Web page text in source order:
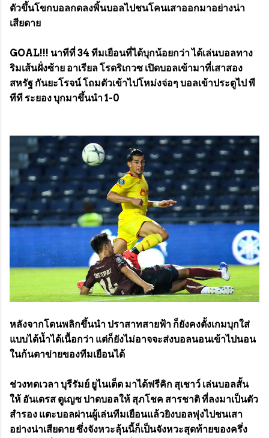
ตัวขึ้นโขกบอลกดลงพิ้นบอลไปชนโคนเสาออกมาอย่างน่า
เสียดาย
GOAL!!! นาทีที่ 34 ทีมเยือนที่ได้บุกน้อยกว่า ได้เล่นบอลทาง
ริมเส้นฝั่งซ้าย อาเรียล โรดริเกวซ เปิดบอลเข้ามาที่เสาสอง
สหรัฐ กันยะโรจน์ โถมตัวเข้าไปโหม่งจ่อๆ บอลเข้าประตูไป พี
ทีที ระยอง บุกมาขึ้นนำ 1-0
หลังจากโดนพลิกขึ้นนำ ปราสาทสายฟ้า ก็ยังคงตั้งเกมบุกใส่
แบบได้น้ำได้เนื้อกว่า แต่ก็ยังไม่อาจจะส่งบอลนอนเข้าไปนอน
ในก้นตาข่ายของทีมเยือนได้
ช่วงทดเวลา บุรีรัมย์ ยูไนเต็ด มาได้ฟรีคิก สุเชาว์ เล่นบอลสั้น
ให้ อันเดรส ตูเญซ ปาดบอลให้ สุภโชค สารชาติ ที่ลงมาเป็นตัว
สำรอง แตะบอลผ่านผู้เล่นทีมเยือนแล้วยิงบอลพุ่งไปชนเสา
อย่างน่าเสียดาย ซึ่งจังหวะลุ้นนี้ก็เป็นจังหวะสุดท้ายของครึ่ง